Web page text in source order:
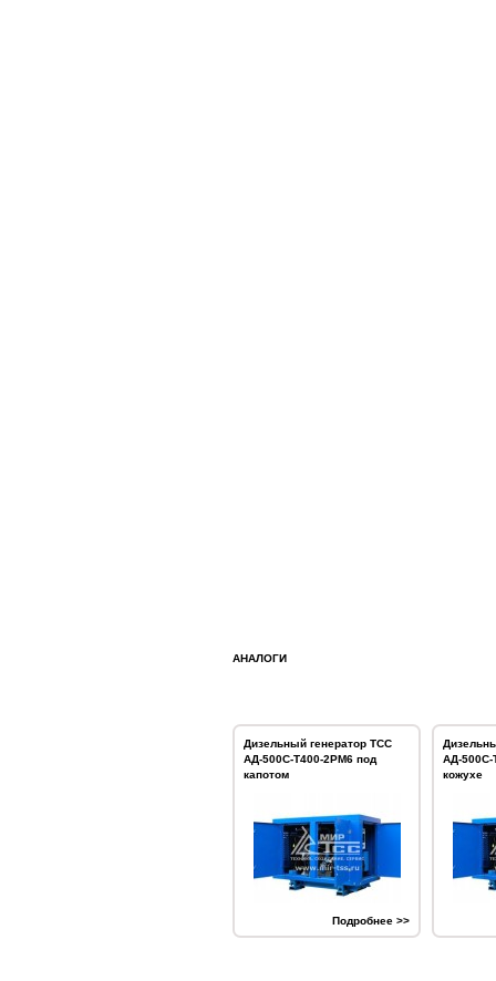
АНАЛОГИ
Дизельный генератор ТСС
АД-500С-Т400-2РМ6 под
капотом
Подробнее >>
АД-500С-
кожухе